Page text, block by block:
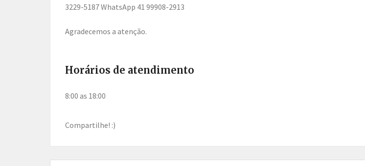
3229-5187 WhatsApp 41 99908-2913
Agradecemos a atenção.
Horários de atendimento
8:00 as 18:00
Compartilhe! :)